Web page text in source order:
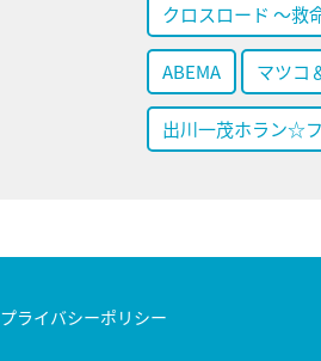
クロスロード ～救
ABEMA マツコ
出川一茂ホラン☆
プライバシーポリシー